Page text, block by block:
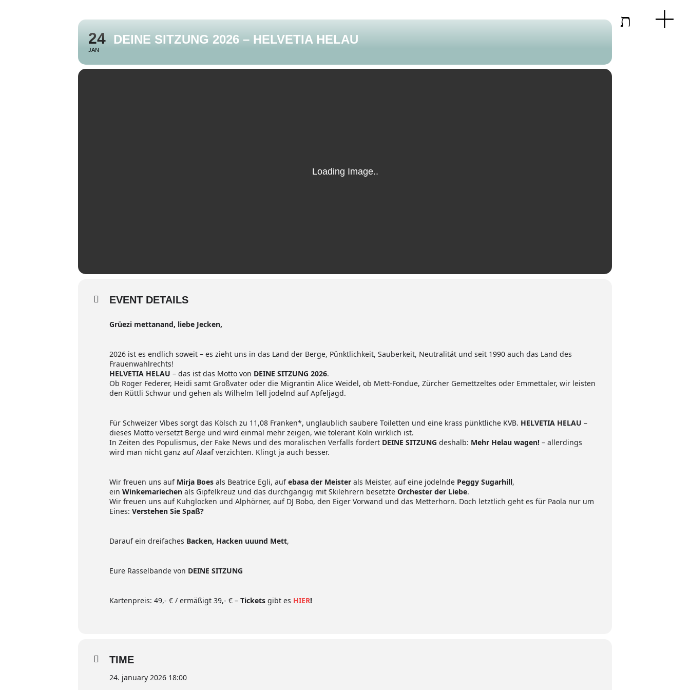
24
JAN
DEINE SITZUNG 2026 – HELVETIA HELAU
EVENT DETAILS
Grüezi mettanand, liebe Jecken,
2026 ist es endlich soweit – es zieht uns in das Land der Berge, Pünktlichkeit, Sauberkeit, Neutralität und seit 1990 auch das Land des
Frauenwahlrechts!
HELVETIA HELAU – das ist das Motto von DEINE SITZUNG 2026.
Ob Roger Federer, Heidi samt Großvater oder die Migrantin Alice Weidel, ob Mett-Fondue, Zürcher Gemettzeltes oder Emmettaler, wir leisten
den Rüttli Schwur und gehen als Wilhelm Tell jodelnd auf Apfeljagd.
Für Schweizer Vibes sorgt das Kölsch zu 11,08 Franken*, unglaublich saubere Toiletten und eine krass pünktliche KVB. HELVETIA HELAU –
dieses Motto versetzt Berge und wird einmal mehr zeigen, wie tolerant Köln wirklich ist.
In Zeiten des Populismus, der Fake News und des moralischen Verfalls fordert DEINE SITZUNG deshalb: Mehr Helau wagen! – allerdings
wird man nicht ganz auf Alaaf verzichten. Klingt ja auch besser.
Wir freuen uns aufMirja Boes als Beatrice Egli, aufebasa der Meister als Meister, auf eine jodelnde Peggy Sugarhill,
ein Winkemariechen als Gipfelkreuz und das durchgängig mit Skilehrern besetzte Orchester der Liebe.
Wir freuen uns auf Kuhglocken und Alphörner, auf DJ Bobo, den Eiger Vorwand und das Metterhorn. Doch letztlich geht es für Paola nur um
Eines: Verstehen Sie Spaß?
Darauf ein dreifaches Backen, Hacken uuund Mett,
Eure Rasselbande von DEINE SITZUNG
Kartenpreis: 49,- € / ermäßigt 39,- € – Tickets gibt es HIER!
TIME
24. january 2026 18:00